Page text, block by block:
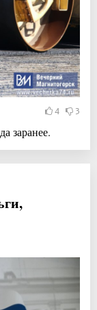
4 3
заранее.